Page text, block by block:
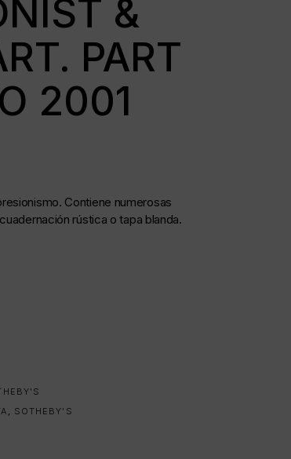
&
PART
2001
Contiene numerosas
rústica o tapa blanda.
, SOTHEBY'S